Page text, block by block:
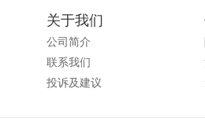
关于我们
公司简介
联系我们
投诉及建议